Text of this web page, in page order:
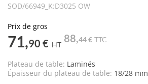
SOD/66949_K:D3025 OW
Prix de gros
71,90 € HT
88,44 € TTC
Plateau de table: Laminés
Épaisseur du plateau de table: 18/28 mm